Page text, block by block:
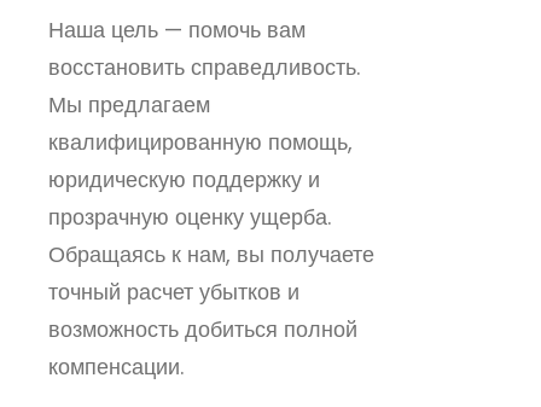
Наша цель — помочь вам
восстановить справедливость.
Мы предлагаем
квалифицированную помощь,
юридическую поддержку и
прозрачную оценку ущерба.
Обращаясь к нам, вы получаете
точный расчет убытков и
возможность добиться полной
компенсации.